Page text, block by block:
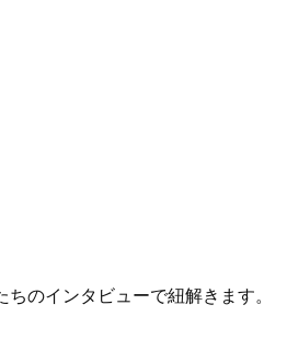
のインタビューで紐解きます。